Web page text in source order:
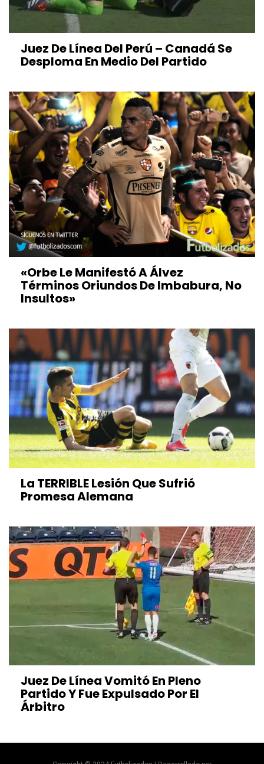
Juez De Línea Del Perú – Canadá Se
Desploma En Medio Del Partido
«Orbe Le Manifestó A Álvez
Términos Oriundos De Imbabura, No
Insultos»
La TERRIBLE Lesión Que Sufrió
Promesa Alemana
Juez De Línea Vomitó En Pleno
Partido Y Fue Expulsado Por El
Árbitro